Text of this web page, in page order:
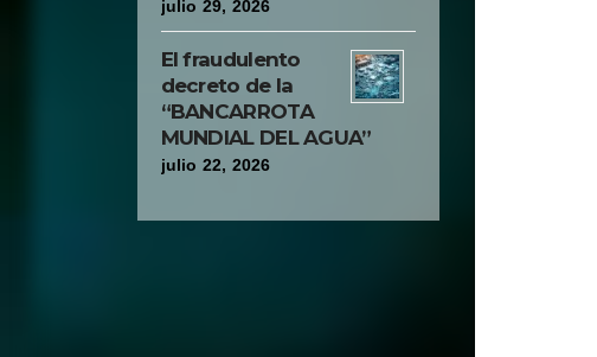
julio 29, 2026
El fraudulento
decreto de la
“BANCARROTA
MUNDIAL DEL AGUA”
julio 22, 2026